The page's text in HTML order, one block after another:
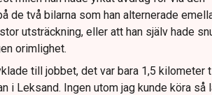
de två bilarna som han alternerade
utsträckning, eller att han själv hade
orimlighet.
till jobbet, det var bara 1,5 kilometer
i Leksand. Ingen utom jag kunde köra så